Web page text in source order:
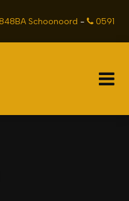
Schoonoord - 0591